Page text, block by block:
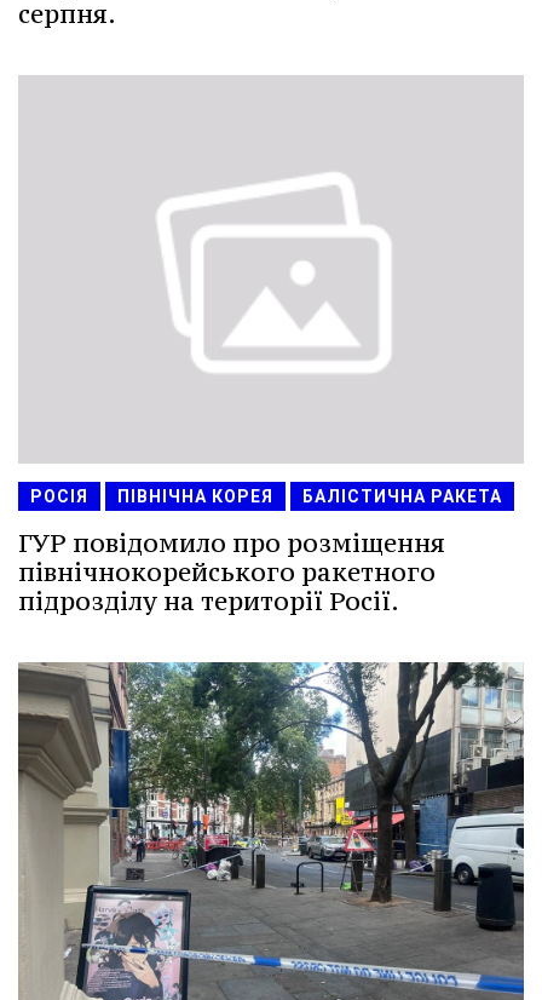
серпня.
РОСІЯ ПІВНІЧНА КОРЕЯ БАЛІСТИЧНА РАКЕТА
ГУР повідомило про розміщення
північнокорейського ракетного
підрозділу на території Росії.